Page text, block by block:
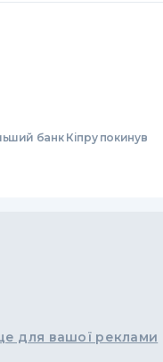
банк Кіпру покинув
для вашої реклами